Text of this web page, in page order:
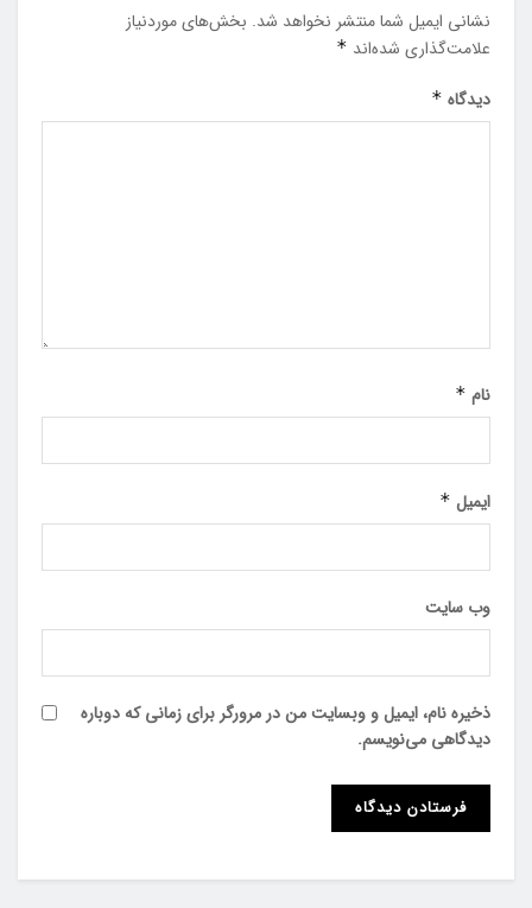
نشانی ایمیل شما منتشر نخواهد شد. بخش‌های موردنیاز
علامت‌گذاری شده‌اند *
دیدگاه *
نام *
ایمیل *
وب‌ سایت
ذخیره نام، ایمیل و وبسایت من در مرورگر برای زمانی که دوباره
دیدگاهی می‌نویسم.